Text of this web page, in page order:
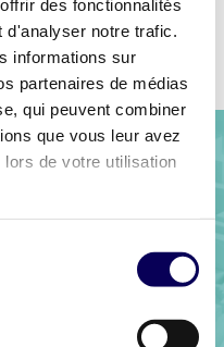
des fonctionnalités
d'analyser notre trafic.
informations sur
partenaires de médias
qui peuvent combiner
que vous leur avez
de votre utilisation
liste Suivant